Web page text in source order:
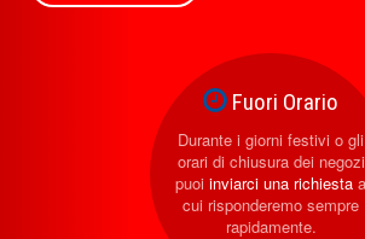
Fuori Orario
Durante i giorni festivi o gli
orari di chiusura dei negozi
puoi inviarci una richiesta a
cui risponderemo sempre
rapidamente.